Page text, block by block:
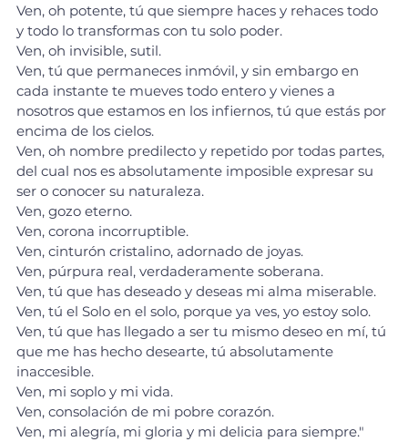
Ven, oh potente, tú que siempre haces y rehaces todo
y todo lo transformas con tu solo poder.
Ven, oh invisible, sutil.
Ven, tú que permaneces inmóvil, y sin embargo en
cada instante te mueves todo entero y vienes a
nosotros que estamos en los infiernos, tú que estás por
encima de los cielos.
Ven, oh nombre predilecto y repetido por todas partes,
del cual nos es absolutamente imposible expresar su
ser o conocer su naturaleza.
Ven, gozo eterno.
Ven, corona incorruptible.
Ven, cinturón cristalino, adornado de joyas.
Ven, púrpura real, verdaderamente soberana.
Ven, tú que has deseado y deseas mi alma miserable.
Ven, tú el Solo en el solo, porque ya ves, yo estoy solo.
Ven, tú que has llegado a ser tu mismo deseo en mí, tú
que me has hecho desearte, tú absolutamente
inaccesible.
Ven, mi soplo y mi vida.
Ven, consolación de mi pobre corazón.
Ven, mi alegría, mi gloria y mi delicia para siempre."